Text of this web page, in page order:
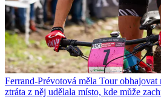
Ferrand-Prévotová měla Tour
ztráta z něj udělala místo, kde může